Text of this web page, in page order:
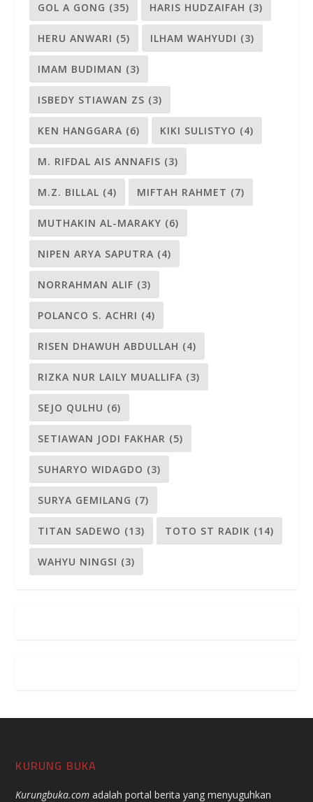
GOL A GONG (35) HARIS HUDZAIFAH (3)
HERU ANWARI (5) ILHAM WAHYUDI (3)
IMAM BUDIMAN (3)
ISBEDY STIAWAN ZS (3)
KEN HANGGARA (6) KIKI SULISTYO (4)
M. RIFDAL AIS ANNAFIS (3)
M.Z. BILLAL (4) MIFTAH RAHMET (7)
MUTHAKIN AL-MARAKY (6)
NIPEN ARYA SAPUTRA (4)
NORRAHMAN ALIF (3)
POLANCO S. ACHRI (4)
RISEN DHAWUH ABDULLAH (4)
RIZKA NUR LAILY MUALLIFA (3)
SEJO QULHU (6)
SETIAWAN JODI FAKHAR (5)
SUHARYO WIDAGDO (3)
SURYA GEMILANG (7)
TITAN SADEWO (13) TOTO ST RADIK (14)
WAHYU NINGSI (3)
KURUNG BUKA
Kurungbuka.com adalah portal berita yang menyuguhkan